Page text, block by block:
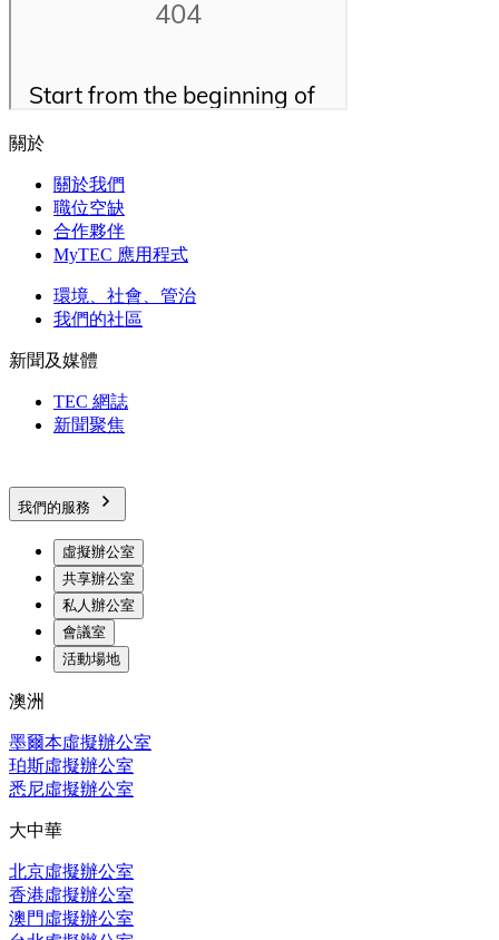
關於
關於我們
職位空缺
合作夥伴
MyTEC 應用程式
環境、社會、管治
我們的社區
新聞及媒體
TEC 網誌
新聞聚焦
我們的服務
虛擬辦公室
共享辦公室
私人辦公室
會議室
活動場地
澳洲
墨爾本虛擬辦公室
珀斯虛擬辦公室
悉尼虛擬辦公室
大中華
北京虛擬辦公室
香港虛擬辦公室
澳門虛擬辦公室